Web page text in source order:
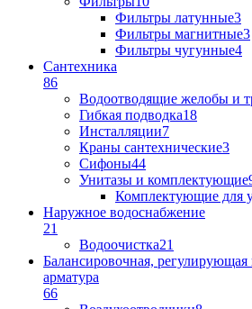
Фильтры латунные3
Фильтры магнитные3
Фильтры чугунные4
Сантехника
86
Водоотводящие желобы и
Гибкая подводка18
Инсталляции7
Краны сантехнические3
Сифоны44
Унитазы и комплектующие
Комплектующие для
Наружное водоснабжение
21
Водоочистка21
Балансировочная, регулирующая
арматура
66